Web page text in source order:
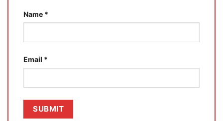
Name *
Email *